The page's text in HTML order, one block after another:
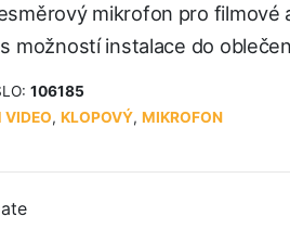
mikrofon pro filmové
možností instalace do
106185
VIDEO, KLOPOVÝ, MIKROFON